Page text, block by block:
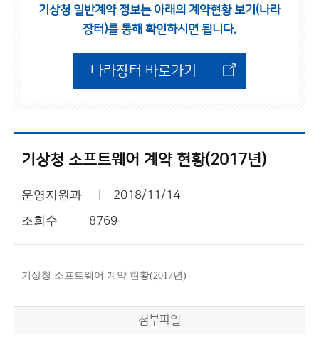
기상청 일반계약 정보는 아래의 계약현황 보기(나라
장터)를 통해 확인하시면 됩니다.
나라장터 바로가기
기상청 소프트웨어 계약 현황(2017년)
운영지원과 2018/11/14
조회수 8769
기상청 소프트웨어 계약 현황(2017년)
첨부파일